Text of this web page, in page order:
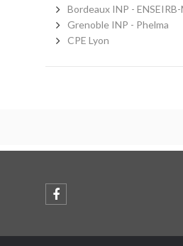
Bordeaux INP -
Grenoble INP - Phelma
CPE Lyon